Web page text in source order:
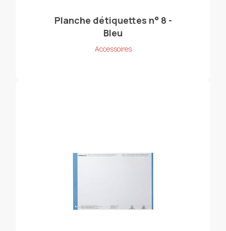
Planche détiquettes n° 8 -
Bleu
Accessoires